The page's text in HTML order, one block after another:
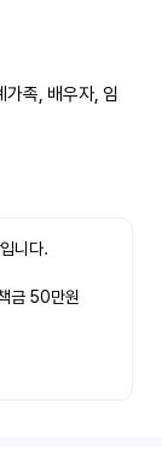
가족, 배우자, 임
니다.